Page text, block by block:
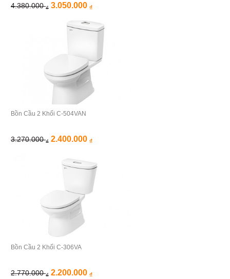
4.380.000₫ 3.050.000 ₫
Bồn Cầu 2 Khối C-504VAN
3.270.000₫ 2.400.000 ₫
Bồn Cầu 2 Khối C-306VA
2.770.000₫ 2.200.000 ₫